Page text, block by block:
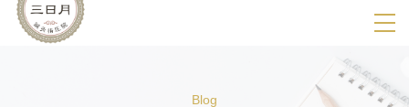
SPメニ
ー
Blog